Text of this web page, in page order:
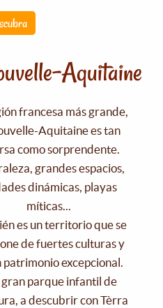
Aquitaine
francesa más grande,
Aquitaine es tan
como sorprendente.
grandes espacios,
dinámicas, playas
míticas...
es un territorio que se
de fuertes culturas y
patrimonio excepcional.
gran parque infantil de
a descubrir con Tèrra